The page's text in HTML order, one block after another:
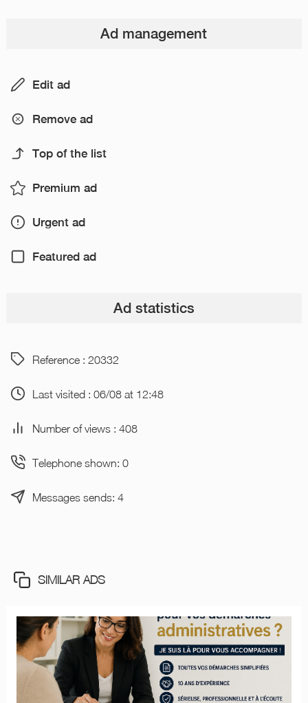
Ad management
Edit ad
Remove ad
Top of the list
Premium ad
Urgent ad
Featured ad
Ad statistics
Reference : 20332
Last visited : 06/08 at 12:48
Number of views : 408
Telephone shown: 0
Messages sends: 4
SIMILAR ADS